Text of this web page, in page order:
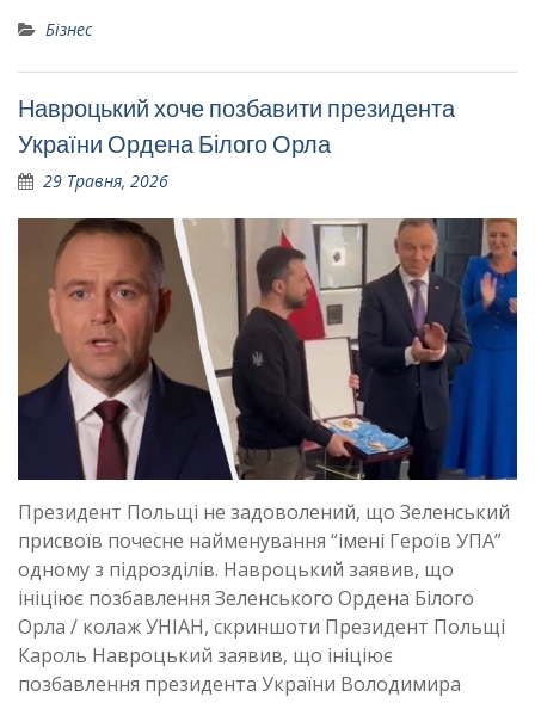
Бізнес
Навроцький хоче позбавити президента
України Ордена Білого Орла
29 Травня, 2026
Президент Польщі не задоволений, що Зеленський
присвоїв почесне найменування “імені Героїв УПА”
одному з підрозділів. Навроцький заявив, що
ініціює позбавлення Зеленського Ордена Білого
Орла / колаж УНІАН, скриншоти Президент Польщі
Кароль Навроцький заявив, що ініціює
позбавлення президента України Володимира